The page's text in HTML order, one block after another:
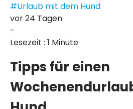
#Urlaub mit dem Hund
vor 24 Tagen
-
Lesezeit : 1 Minute
Tipps für einen